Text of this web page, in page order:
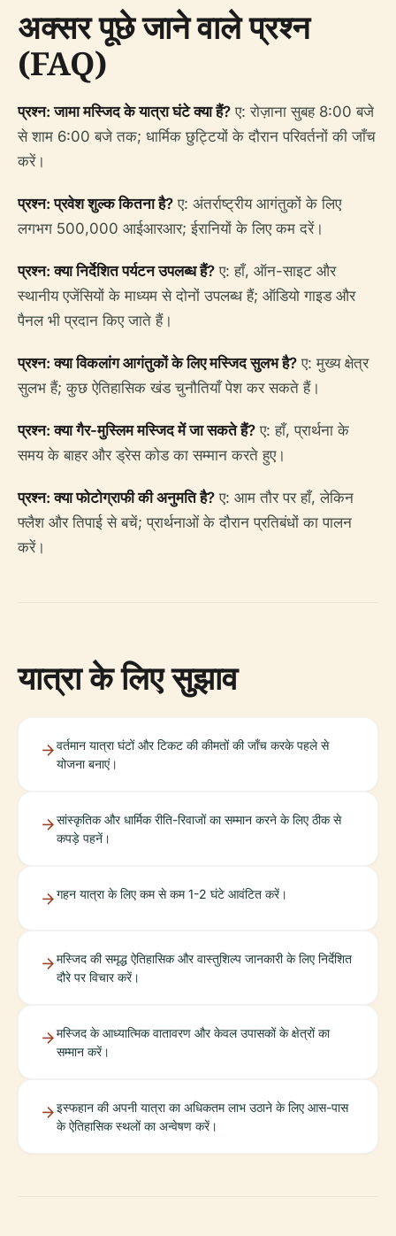
अक्सर पूछे जाने वाले प्रश्न
(FAQ)
प्रश्न: जामा मस्जिद के यात्रा घंटे क्या हैं? ए: रोज़ाना सुबह 8:00 बजे
से शाम 6:00 बजे तक; धार्मिक छुट्टियों के दौरान परिवर्तनों की जाँच
करें।
प्रश्न: प्रवेश शुल्क कितना है? ए: अंतर्राष्ट्रीय आगंतुकों के लिए
लगभग 500,000 आईआरआर; ईरानियों के लिए कम दरें।
प्रश्न: क्या निर्देशित पर्यटन उपलब्ध हैं? ए: हाँ, ऑन-साइट और
स्थानीय एजेंसियों के माध्यम से दोनों उपलब्ध हैं; ऑडियो गाइड और
पैनल भी प्रदान किए जाते हैं।
प्रश्न: क्या विकलांग आगंतुकों के लिए मस्जिद सुलभ है? ए: मुख्य क्षेत्र
सुलभ हैं; कुछ ऐतिहासिक खंड चुनौतियाँ पेश कर सकते हैं।
प्रश्न: क्या गैर-मुस्लिम मस्जिद में जा सकते हैं? ए: हाँ, प्रार्थना के
समय के बाहर और ड्रेस कोड का सम्मान करते हुए।
प्रश्न: क्या फोटोग्राफी की अनुमति है? ए: आम तौर पर हाँ, लेकिन
फ्लैश और तिपाई से बचें; प्रार्थनाओं के दौरान प्रतिबंधों का पालन
करें।
यात्रा के लिए सुझाव
वर्तमान यात्रा घंटों और टिकट की कीमतों की जाँच करके पहले से
योजना बनाएं।
सांस्कृतिक और धार्मिक रीति-रिवाजों का सम्मान करने के लिए ठीक से
कपड़े पहनें।
गहन यात्रा के लिए कम से कम 1-2 घंटे आवंटित करें।
मस्जिद की समृद्ध ऐतिहासिक और वास्तुशिल्प जानकारी के लिए निर्देशित
दौरे पर विचार करें।
मस्जिद के आध्यात्मिक वातावरण और केवल उपासकों के क्षेत्रों का
सम्मान करें।
इस्फहान की अपनी यात्रा का अधिकतम लाभ उठाने के लिए आस-पास
के ऐतिहासिक स्थलों का अन्वेषण करें।